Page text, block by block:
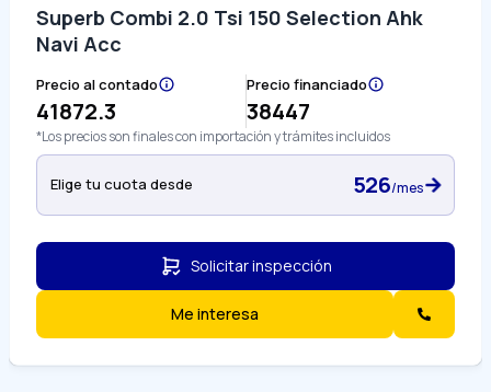
Superb Combi 2.0 Tsi 150 Selection Ahk
Navi Acc
Precio al contado
41872.3
Precio financiado
38447
*Los precios son finales con importación y trámites incluidos
Elige tu cuota desde 526/mes
Solicitar inspección
Me interesa